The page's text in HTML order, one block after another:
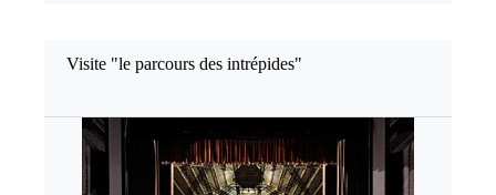
Visite "le parcours des intrépides"